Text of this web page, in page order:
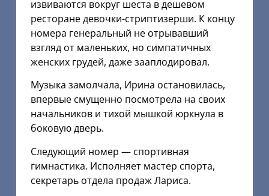
извиваются вокруг шеста в дешевом
ресторане девочки-стриптизерши. К концу
номера генеральный не отрывавший
взгляд от маленьких, но симпатичных
женских грудей, даже зааплодировал.
Музыка замолчала, Ирина остановилась,
впервые смущенно посмотрела на своих
начальников и тихой мышкой юркнула в
боковую дверь.
Следующий номер — спортивная
гимнастика. Исполняет мастер спорта,
секретарь отдела продаж Лариса.